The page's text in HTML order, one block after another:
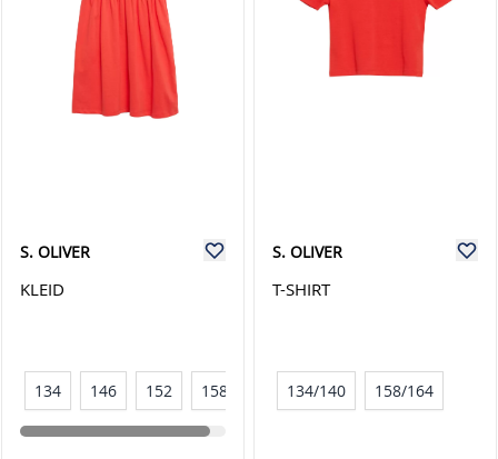
S. OLIVER
KLEID
134 146 152 158
S. OLIVER
T-SHIRT
134/140 158/164